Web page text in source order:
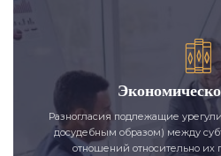
Разногласия подлежащие
досудебным образом) между
отношений относительно их